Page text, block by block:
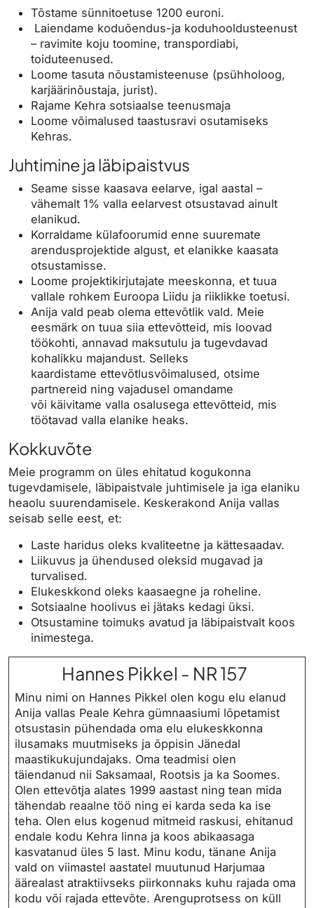
Tõstame sünnitoetuse 1200 euroni.
Laiendame koduõendus-ja koduhooldusteenust
– ravimite koju toomine, transpordiabi,
toiduteenused.
Loome tasuta nõustamisteenuse (psühholoog,
karjäärinõustaja, jurist).
Rajame Kehra sotsiaalse teenusmaja
Loome võimalused taastusravi osutamiseks
Kehras.
Juhtimine ja läbipaistvus
Seame sisse kaasava eelarve, igal aastal –
vähemalt 1% valla eelarvest otsustavad ainult
elanikud.
Korraldame külafoorumid enne suuremate
arendusprojektide algust, et elanikke kaasata
otsustamisse.
Loome projektikirjutajate meeskonna, et tuua
vallale rohkem Euroopa Liidu ja riiklikke toetusi.
Anija vald peab olema ettevõtlik vald. Meie
eesmärk on tuua siia ettevõtteid, mis loovad
töökohti, annavad maksutulu ja tugevdavad
kohalikku majandust. Selleks
kaardistame ettevõtlusvõimalused, otsime
partnereid ning vajadusel omandame
või käivitame valla osalusega ettevõtteid, mis
töötavad valla elanike heaks.
Kokkuvõte
Meie programm on üles ehitatud kogukonna
tugevdamisele, läbipaistvale juhtimisele ja iga elaniku
heaolu suurendamisele. Keskerakond Anija vallas
seisab selle eest, et:
Laste haridus oleks kvaliteetne ja kättesaadav.
Liikuvus ja ühendused oleksid mugavad ja
turvalised.
Elukeskkond oleks kaasaegne ja roheline.
Sotsiaalne hoolivus ei jätaks kedagi üksi.
Otsustamine toimuks avatud ja läbipaistvalt koos
inimestega.
Hannes Pikkel - NR 157
Minu nimi on Hannes Pikkel olen kogu elu elanud
Anija vallas Peale Kehra gümnaasiumi lõpetamist
otsustasin pühendada oma elu elukeskkonna
ilusamaks muutmiseks ja õppisin Jänedal
maastikukujundajaks. Oma teadmisi olen
täiendanud nii Saksamaal, Rootsis ja ka Soomes.
Olen ettevõtja alates 1999 aastast ning tean mida
tähendab reaalne töö ning ei karda seda ka ise
teha. Olen elus kogenud mitmeid raskusi, ehitanud
endale kodu Kehra linna ja koos abikaasaga
kasvatanud üles 5 last. Minu kodu, tänane Anija
vald on viimastel aastatel muutunud Harjumaa
äärealast atraktiivseks piirkonnaks kuhu rajada oma
kodu või rajada ettevõte. Arenguprotsess on küll